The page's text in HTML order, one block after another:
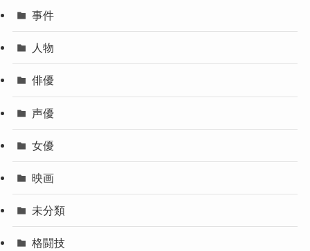
事件
人物
俳優
声優
女優
映画
未分類
格闘技